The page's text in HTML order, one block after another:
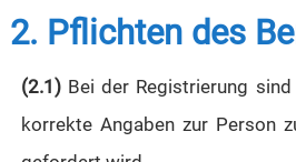
2. Pflichten des
(2.1) Bei der Registrierung
korrekte Angaben zur Person